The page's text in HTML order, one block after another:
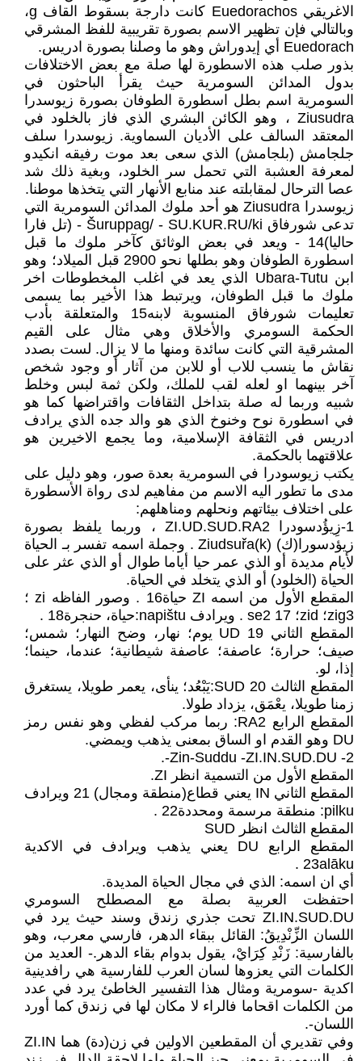
الاغريقي Euedorachos كانت دارجة بسقوط القاف g،
وبالتالي فإن تظهير الاسم بصورة تقريبية للفظ المشرقي
Euedorach أي إيدوراش وهو ما وصلنا بصورة ادريس.
بذور صلب هذه الاسطورة لها صلة مع بعض الاختلافات
بدول المدائن السومرية حيث يقرأ الباحثون في
السومرية اسم بطل اسطورة الطوفان بصورة زيوسدرا
Ziusudra ، وهو الكائن البشري الذي فاز بالخلود في
المعتقد السالف على الأديان السماوية. زيوسدرا سلف
جلجامش (بلجامش) الذي سعى بعد موت رفيقه انكيدو
لمعرفة العشبة التي تحمل سر الخلود، وبغية ذلك شد
عصا الترحال لمقابلته عند منابع الأنهار التي يتخذها موطنا.
زيوسدرا Ziusudra هو أحد ملوك المدائن السومرية التي
تدعى شورفاق Šuruppag/ - SU.KUR.RU/ki - (تل فارا
حاليا)14 - ويعد في بعض الوثائق كآخر ملوك ما قبل
اسطورة الطوفان وهو بطلها نحو 2900 قبل الميلاد؛ وهو
ابن Ubara-Tutu الذي يعد في اغلب المخطوطات اخر
ملوك ما قبل الطوفان، ويرتبط هذا الأخير بما يسمى
تعليمات شورفاق المنسوبة لابنه15 والمتعلقة بأدب
الحكمة السومري والأخلاق وهي مثال على القيم
المشرقية التي كانت سائدة ومنها ما لا يزال. لست بصدد
نقاش ما ينسب للاب أو للابن من آثار أو وجود شخص
آخر بينهما او لعله لقب للملك، ولكن ثمة لبس وخلط
شبيه وربما له صلة بتداخل الثقافات واقتراضها كما هو
في اسطورة نوح وخنوخ الذي هو والد جده الذي يرادف
ادريس في الثقافة الإسلامية، وما يجمع الاخيرين هو
علاقتهما بالحكمة.
يكتب زيوسودرا في السومرية بعدة صور، وهو دليل على
مدى ما تطور اليه الاسم من مفاهيم لدى رواة الأسطورة
على اختلاف بيئاتهم ونحلهم ومناهلهم:
1-زِيؤُدسودرا ZI.UD.SUD.RA2 ، وربما يلفظ بصورة
زيؤدسورا(ك) Ziudsuřa(k) . وجملة اسمه تفسر بـ الحياة
لأيام مديدة أو الذي عمر حيا أياما طوال أو الذي عثر على
الحياة (الخلود) أو الذي يتخلد في الحياة.
المقطع الأول من اسمه ZI حياة16 . وصور الفاظه zi ؛
zig3؛ zid؛ se2 17 . ويرادف napištu:حياة، حنجرة18 .
المقطع الثاني UD 19 يوم؛ نهار، وضح النهار؛ شمس؛
صيف؛ حرارة؛ عاصفة؛ عاصفة شيطانية؛ عندما، حينما؛
إذا، لو.
المقطع الثالث SUD 20:يَبْعُد؛ ينأى، يعمر طويلا، يستغرق
زمنا طويلا، يعْمَق، يزداد طولا.
المقطع الرابع RA2: ربما مركب لفظي وهو نفس رمز
DU وهو القدم او الساق بمعنى يذهب ويمضي.
2- Zin-Suddu -ZI.IN.SUD.DU-.
المقطع الأول من التسمية انظر ZI.
المقطع الثاني IN يعني قطاع(منطقة ومجال) 21 ويرادف
pilku: منطقة مرسمة ومحددة22 .
المقطع الثالث انظر SUD
المقطع الرابع DU يعني يذهب ويرادف في الاكدية
23alāku .
أي ان اسمه: الذي في مجال الحياة المديدة.
احتفظت العربية بصلة مع المصطلح السومري
ZI.IN.SUD.DU تحت جذري زندق وسند حيث يرد في
اللسان الزِّنْدِيقُ: القائل ببقاء الدهر، فارسي معرب، وهو
بالفارسية: زَنْدِ كِرَايْ، يقول بدوام بقاء الدهر.- العديد من
الكلمات التي يعزوها لسان العرب للفارسية هي رافدينية
اكدية -سومرية ومثال هذا التفسير الخاطئ يرد في عدد
من الكلمات اقحاما فالراء لا مكان لها في زندق كما أورد
اللسان-.
وفي تقديري أن المقطعين الاولين في زن(دة) هما ZI.IN